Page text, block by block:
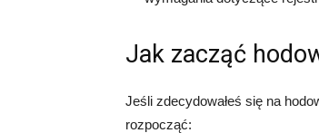
Jak zacząć
Jeśli zdecydowałeś się na
rozpocząć: